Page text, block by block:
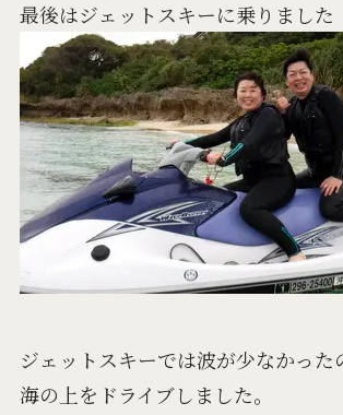
最後はジェットスキーに乗りました
ジェットスキーでは波が少なかった
海の上をドライブしました。